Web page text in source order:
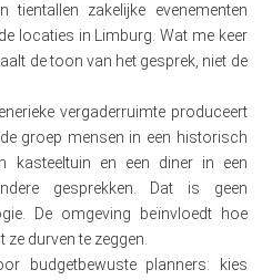
zakelijke evenementen
locaties in Limburg. Wat me keer
de toon van het gesprek, niet de
vergaderruimte produceert
groep mensen in een historisch
kasteeltuin en een diner in een
gesprekken. Dat is geen
De omgeving beïnvloedt hoe
durven te zeggen.
budgetbewuste planners: kies